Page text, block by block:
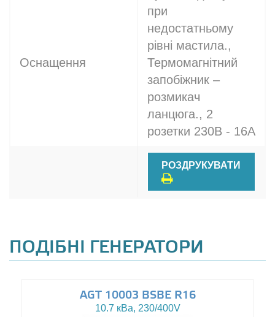
Оснащення
при
недостатньому
рівні мастила.,
Термомагнітний
запобіжник –
розмикач
ланцюга., 2
розетки 230В - 16A
РОЗДРУКУВАТИ
ПОДІБНІ ГЕНЕРАТОРИ
AGT 10003 BSBE R16
10.7 кВа, 230/400V